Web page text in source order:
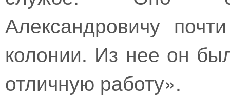
Александровичу
колонии. Из нее он
отличную работу».